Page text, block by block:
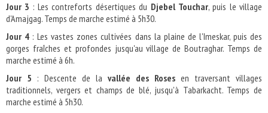
Jour 3 : Les contreforts désertiques du Djebel Touchar, puis le village
d'Amajgag. Temps de marche estimé à 5h30.
Jour 4 : Les vastes zones cultivées dans la plaine de l'Imeskar, puis des
gorges fraîches et profondes jusqu'au village de Boutraghar. Temps de
marche estimé à 6h.
Jour 5 : Descente de la vallée des Roses en traversant villages
traditionnels, vergers et champs de blé, jusqu'à Tabarkacht. Temps de
marche estimé à 5h30.